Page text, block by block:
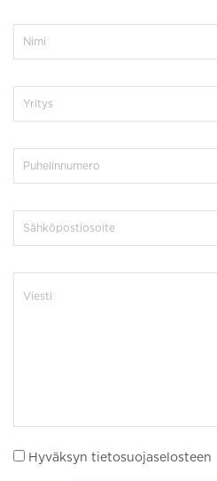
Hyväksyn tietosuojaselosteen